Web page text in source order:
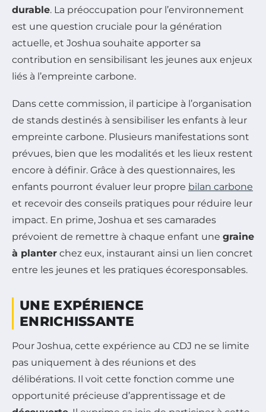
durable. La préoccupation pour l’environnement
est une question cruciale pour la génération
actuelle, et Joshua souhaite apporter sa
contribution en sensibilisant les jeunes aux enjeux
liés à l’empreinte carbone.
Dans cette commission, il participe à l’organisation
de stands destinés à sensibiliser les enfants à leur
empreinte carbone. Plusieurs manifestations sont
prévues, bien que les modalités et les lieux restent
encore à définir. Grâce à des questionnaires, les
enfants pourront évaluer leur propre bilan carbone
et recevoir des conseils pratiques pour réduire leur
impact. En prime, Joshua et ses camarades
prévoient de remettre à chaque enfant une graine
à planter chez eux, instaurant ainsi un lien concret
entre les jeunes et les pratiques écoresponsables.
UNE EXPÉRIENCE
ENRICHISSANTE
Pour Joshua, cette expérience au CDJ ne se limite
pas uniquement à des réunions et des
délibérations. Il voit cette fonction comme une
opportunité précieuse d’apprentissage et de